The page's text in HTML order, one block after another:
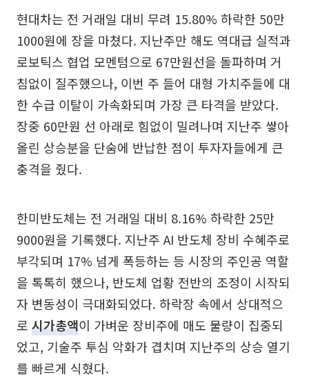
현대차는 전 거래일 대비 무려 15.80% 하락한 50만
1000원에 장을 마쳤다. 지난주만 해도 역대급 실적과
로보틱스 협업 모멘텀으로 67만원선을 돌파하며 거
침없이 질주했으나, 이번 주 들어 대형 가치주들에 대
한 수급 이탈이 가속화되며 가장 큰 타격을 받았다.
장중 60만원 선 아래로 힘없이 밀려나며 지난주 쌓아
올린 상승분을 단숨에 반납한 점이 투자자들에게 큰
충격을 줬다.
한미반도체는 전 거래일 대비 8.16% 하락한 25만
9000원을 기록했다. 지난주 AI 반도체 장비 수혜주로
부각되며 17% 넘게 폭등하는 등 시장의 주인공 역할
을 톡톡히 했으나, 반도체 업황 전반의 조정이 시작되
자 변동성이 극대화되었다. 하락장 속에서 상대적으
로 시가총액이 가벼운 장비주에 매도 물량이 집중되
었고, 기술주 투심 악화가 겹치며 지난주의 상승 열기
를 빠르게 식혔다.